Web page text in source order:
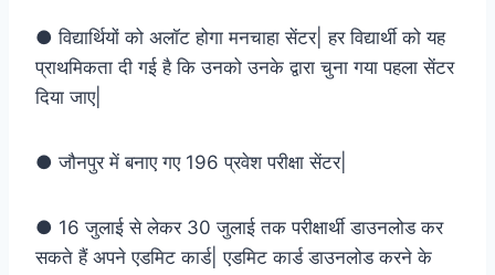
● विद्यार्थियों को अलॉट होगा मनचाहा सेंटर| हर विद्यार्थी को यह
प्राथमिकता दी गई है कि उनको उनके द्वारा चुना गया पहला सेंटर
दिया जाए|
● जौनपुर में बनाए गए 196 प्रवेश परीक्षा सेंटर|
● 16 जुलाई से लेकर 30 जुलाई तक परीक्षार्थी डाउनलोड कर
सकते हैं अपने एडमिट कार्ड| एडमिट कार्ड डाउनलोड करने के